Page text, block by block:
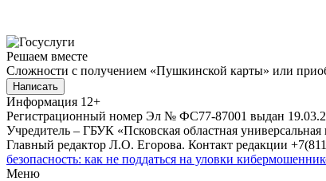
Решаем вместе
Сложности с получением «Пушкинской карты» или
Написать
Информация 12+
Регистрационный номер Эл № ФС77-87001 выдан
Учредитель – ГБУК «Псковская областная
Главный редактор Л.О. Егорова. Контакт редакции
безопасность: как не поддаться на уловки
Меню